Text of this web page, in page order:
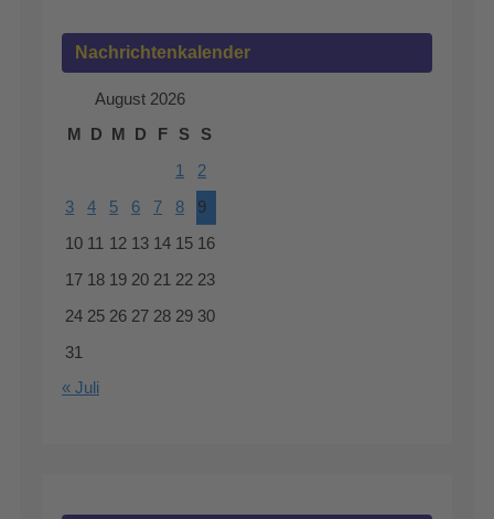
Nachrichtenkalender
August 2026
M
D M D F S S
1 2
3 4 5 6 7 8 9
10 11 12 13 14 15 16
17 18 19 20 21 22 23
24 25 26 27 28 29 30
31
« Juli